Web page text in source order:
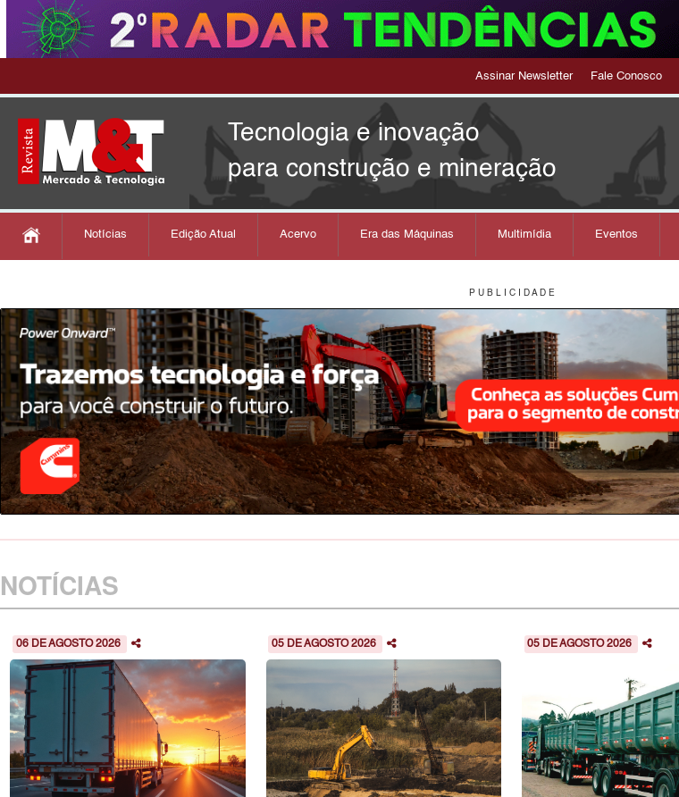
Assinar Newsletter Fale Conosco
Tecnologia e inovação
para construção e mineração
Notícias Edição Atual Acervo Era das Máquinas Multimídia Eventos
P U B L I C I D A D E
NOTÍCIAS
06 DE AGOSTO 2026 05 DE AGOSTO 2026 05 DE AGOSTO 2026